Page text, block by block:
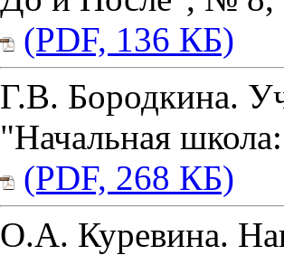
(PDF, 136 КБ)
Г.В. Бородкина.
"Начальная
(PDF, 268 КБ)
О.А. Куревина.